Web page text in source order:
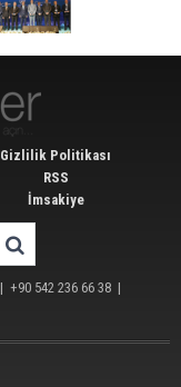
Gizlilik Politikası
RSS
İmsakiye
| +90 542 236 66 38 |